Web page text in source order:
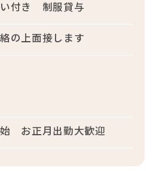
い付き 制服貸与
の上面接します
お正月出勤大歓迎